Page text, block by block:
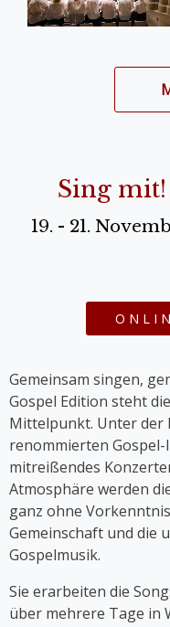
Sing
19. - 21.
Gemeinsam singen,
Gospel Edition steht
Mittelpunkt. Unter der
renommierten
mitreißendes
Atmosphäre werden
ganz ohne
Gemeinschaft und die
Gospelmusik.
Sie erarbeiten die
über mehrere Tage in